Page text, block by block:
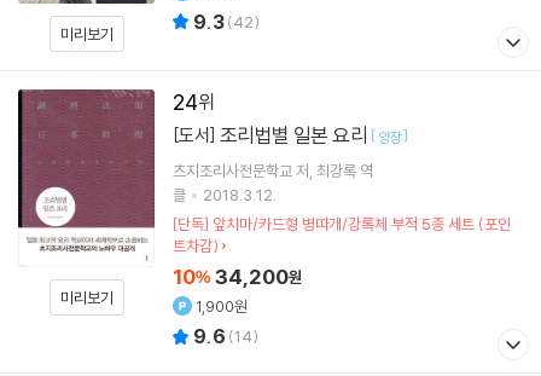
미리보기
9.3(42)
24
미리보기
[도서] 조리법별 일본 요리 [ 양장]
츠지조리사전문학교 저 최강록 역
클
2018.3.12.
[단독] 앞치마/카드형 병따개/강록체 부적 5종 세트 (포인
트차감)
10% 34,200원
1,900원
9.6 (14)